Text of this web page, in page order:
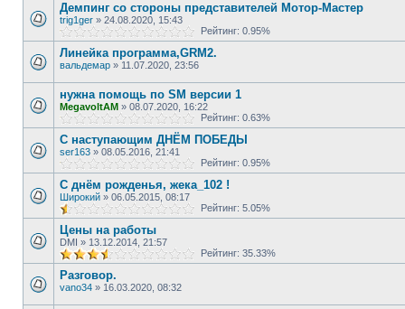
Демпинг со стороны представителей Мотор-Мастер
trig1ger » 24.08.2020, 15:43
Рейтинг: 0.95%
Линейка программа,GRM2.
вальдемар » 11.07.2020, 23:56
нужна помощь по SM версии 1
MegavoltAM » 08.07.2020, 16:22
Рейтинг: 0.63%
С наступающим ДНЁМ ПОБЕДЫ
ser163 » 08.05.2016, 21:41
Рейтинг: 0.95%
С днём рожденья, жека_102 !
Широкий » 06.05.2015, 08:17
Рейтинг: 5.05%
Цены на работы
DMI » 13.12.2014, 21:57
Рейтинг: 35.33%
Разговор.
vano34 » 16.03.2020, 08:32